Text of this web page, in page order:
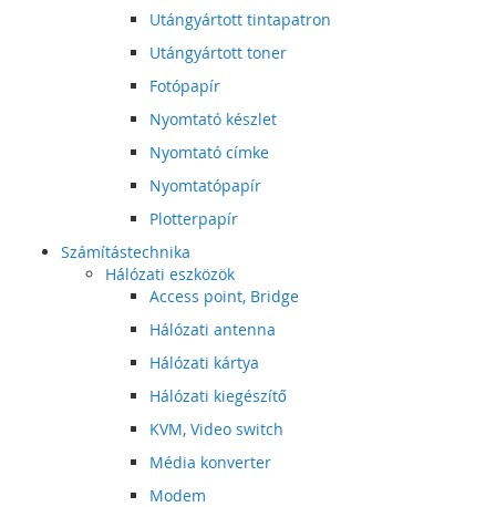
Utángyártott tintapatron
Utángyártott toner
Fotópapír
Nyomtató készlet
Nyomtató címke
Nyomtatópapír
Plotterpapír
Számítástechnika
Hálózati eszközök
Access point, Bridge
Hálózati antenna
Hálózati kártya
Hálózati kiegészítő
KVM, Video switch
Média konverter
Modem